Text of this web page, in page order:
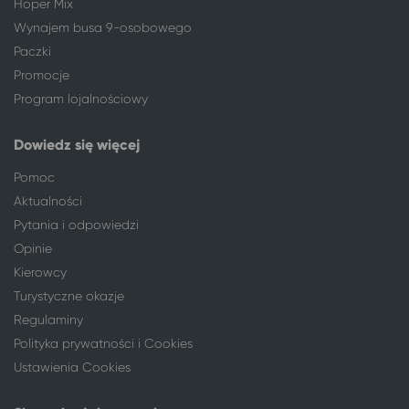
Wrocław
Szklarska Poręba
Wrocław
Wrocław
Wrocław
Gąski, gm. Mielno
Wrocław
Stary Licheń
Wrocław
Wrocław
Wrocław
Koszalin
Wrocław
Wrocław
Wrocław
Gdańsk
Wrocław
Wrocław
Kraków
Wrocław
Świeradów-Zdrój
Hoper Mix
Wynajem busa 9-osobowego
Paczki
Promocje
Program lojalnościowy
Dowiedz się więcej
Pomoc
Aktualności
Pytania i odpowiedzi
Opinie
Kierowcy
Turystyczne okazje
Regulaminy
Polityka prywatności i Cookies
Ustawienia Cookies